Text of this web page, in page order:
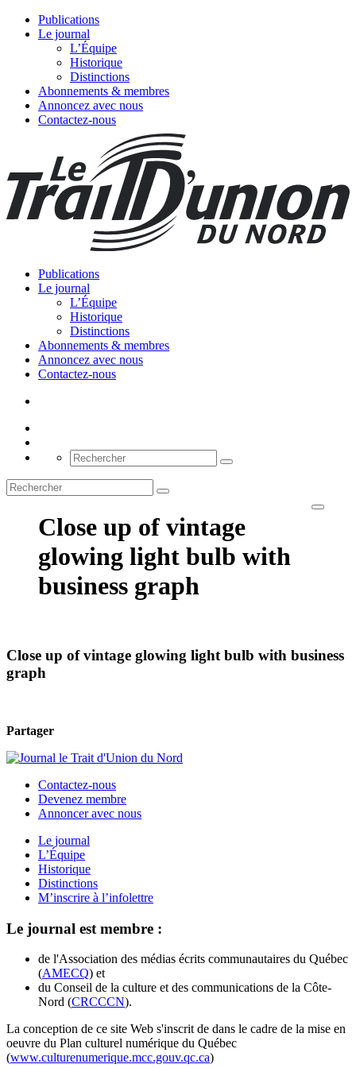
Publications
Le journal
L’Équipe
Historique
Distinctions
Abonnements & membres
Annoncez avec nous
Contactez-nous
Publications
Le journal
L’Équipe
Historique
Distinctions
Abonnements & membres
Annoncez avec nous
Contactez-nous
Close up of vintage
glowing light bulb with
business graph
Close up of vintage glowing light bulb with business
graph
Partager
Contactez-nous
Devenez membre
Annoncer avec nous
Le journal
L’Équipe
Historique
Distinctions
M’inscrire à l’infolettre
Le journal est membre :
de l'Association des médias écrits communautaires du Québec
(AMECQ) et
du Conseil de la culture et des communications de la Côte-
Nord (CRCCCN).
La conception de ce site Web s'inscrit de dans le cadre de la mise en
oeuvre du Plan culturel numérique du Québec
(www.culturenumerique.mcc.gouv.qc.ca)